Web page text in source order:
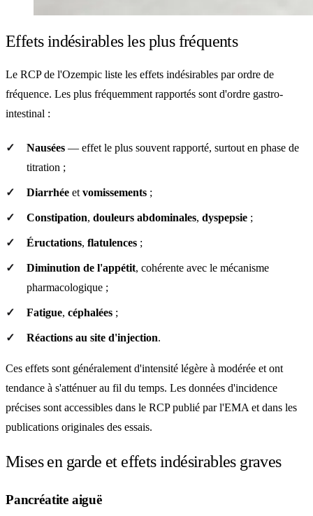
Effets indésirables les plus fréquents
Le RCP de l'Ozempic liste les effets indésirables par ordre de
fréquence. Les plus fréquemment rapportés sont d'ordre gastro-
intestinal :
Nausées— effet le plus souvent rapporté, surtout en phase de
titration ;
Diarrhéeet vomissements;
Constipation, douleurs abdominales, dyspepsie;
Éructations, flatulences;
Diminution de l'appétit, cohérente avec le mécanisme
pharmacologique ;
Fatigue, céphalées;
Réactions au site d'injection.
Ces effets sont généralement d'intensité légère à modérée et ont
tendance à s'atténuer au fil du temps. Les données d'incidence
précises sont accessibles dans le RCP publié par l'EMA et dans les
publications originales des essais.
Mises en garde et effets indésirables graves
Pancréatite aiguë